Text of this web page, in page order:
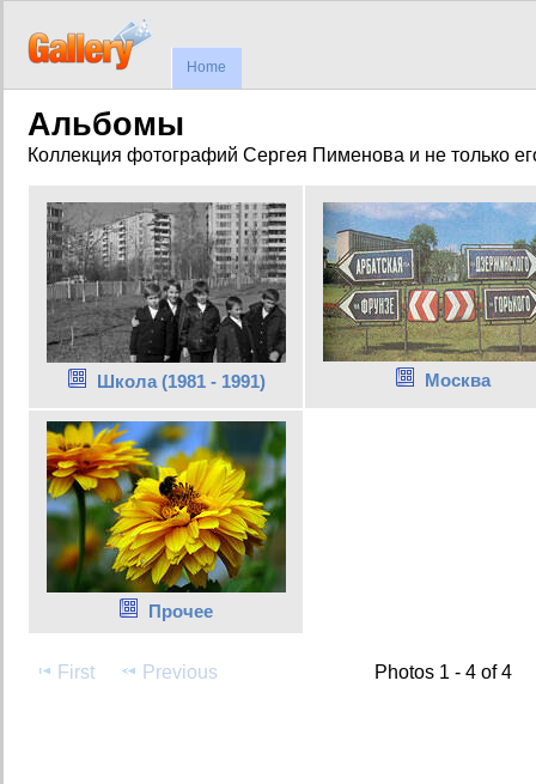
Home
Альбомы
Коллекция фотографий Сергея Пименова и не только
Школа (1981 - 1991) Москва
Прочее
First Previous Photos 1 - 4 of 4